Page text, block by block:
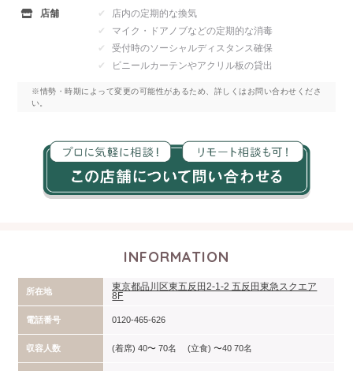
店舗
店内の定期的な換気
マイク・ドアノブなどの定期的な消毒
受付時のソーシャルディスタンス確保
ビニールカーテンやアクリル板の貸出
※情勢・時期によって変更の可能性があるため、詳しくはお問い合わせくださ
い。
INFORMATION
所在地
東京都品川区東五反田2-1-2 五反田東急スクエア
8F
電話番号 0120-465-626
収容人数 (着席) 40〜 70名 (立食) 〜40 70名